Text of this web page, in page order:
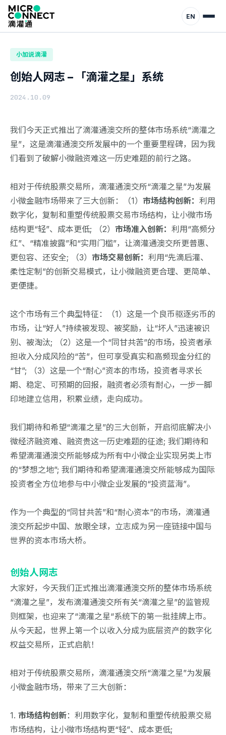
EN
首页 动态 小加说滴灌
小加说滴灌
创始人网志 – 「滴灌之星」系统
2024.10.09
我们今天正式推出了滴灌通澳交所的整体市场系统“滴灌之
星”，这是滴灌通澳交所发展中的一个重要里程碑，因为我
们看到了破解小微融资难这一历史难题的前行之路。
相对于传统股票交易所，滴灌通澳交所“滴灌之星”为发展
小微金融市场带来了三大创新：（1） 市场结构创新： 利用
数字化，复制和重塑传统股票交易市场结构，让小微市场
结构更“轻”、成本更低; （2） 市场准入创新： 利用“高频分
红”、“精准披露”和“实用门槛”，让滴灌通澳交所更普惠、
更包容、还安全; （3） 市场交易创新： 利用“先滴后灌、
柔性定制”的创新交易模式，让小微融资更合理、更简单、
更便捷。
这个市场有三个典型特征：（1）这是一个良币驱逐劣币的
市场，让“好人”持续被发现、被奖励，让“坏人”迅速被识
别、被淘汰; （2）这是一个“同甘共苦”的市场，投资者承
担收入分成风险的“苦”，但可享受真实和高频现金分红的
“甘”; （3）这是一个“耐心”资本的市场，投资者寻求长
期、稳定、可预期的回报，融资者必须有耐心，一步一脚
印地建立信用，积累业绩，走向成功。
我们期待和希望“滴灌之星”的三大创新，开启彻底解决小
微经济融资难、融资贵这一历史难题的征途; 我们期待和
希望滴灌通澳交所能够成为所有中小微企业实现另类上市
的“梦想之地”; 我们期待和希望滴灌通澳交所能够成为国际
投资者全方位地参与中小微企业发展的“投资蓝海”。
作为一个典型的“同甘共苦”和“耐心资本”的市场，滴灌通
澳交所起步中国、放眼全球，立志成为另一座链接中国与
世界的资本市场大桥。
创始人网志
大家好，今天我们正式推出滴灌通澳交所的整体市场系统
“滴灌之星”，发布滴灌通澳交所有关“滴灌之星”的监管规
则框架，也迎来了“滴灌之星“系统下的第一批挂牌上市。
从今天起，世界上第一个以收入分成为底层资产的数字化
权益交易所，正式启航！
相对于传统股票交易所，滴灌通澳交所“滴灌之星”为发展
小微金融市场，带来了三大创新：
1. 市场结构创新：利用数字化，复制和重塑传统股票交易
市场结构，让小微市场结构更“轻”、成本更低;